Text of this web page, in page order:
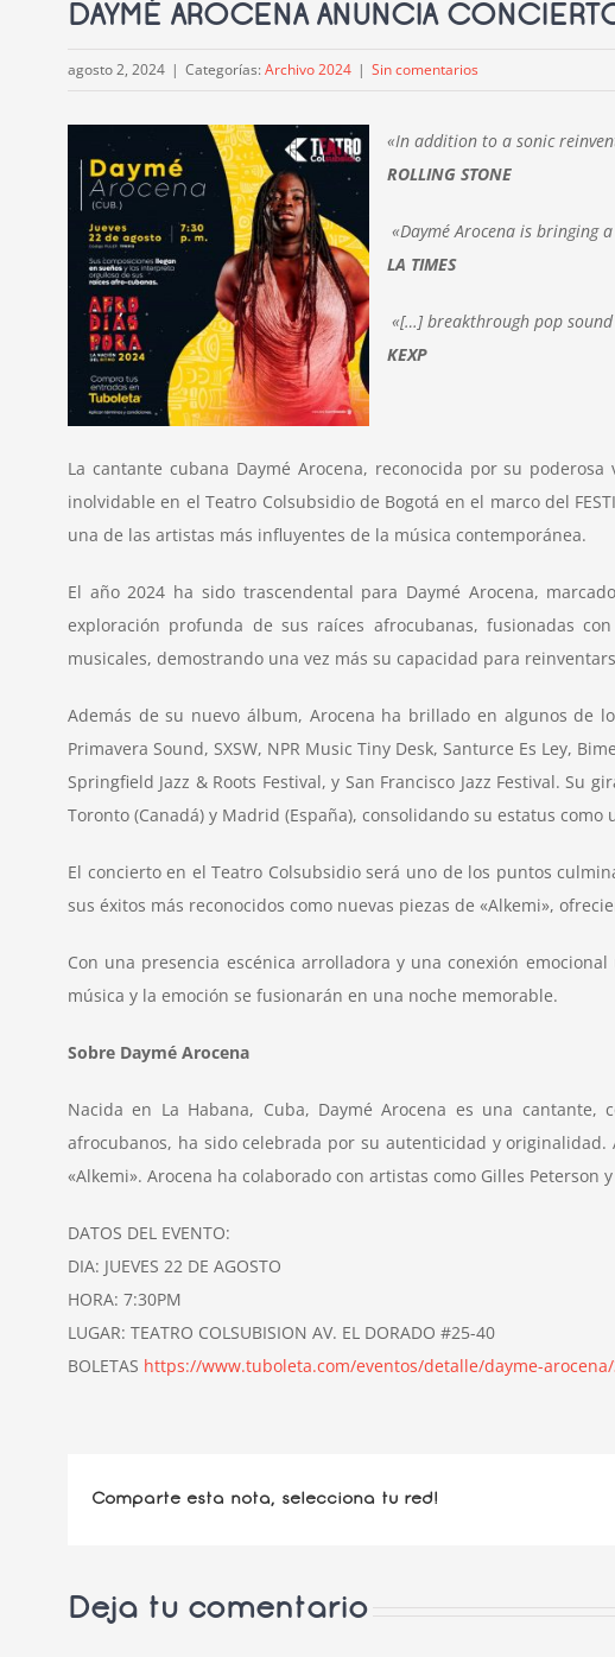
DAYMÉ AROCENA ANUNCIA
agosto 2, 2024 | Categorías: Archivo 2024 | Sin comentarios
«In addition to a sonic
ROLLING STONE
«Daymé Arocena is bringing
LA TIMES
«[…] breakthrough pop
KEXP
La cantante cubana Daymé Arocena, reconocida por su
inolvidable en el Teatro Colsubsidio de Bogotá en el marco del
una de las artistas más influyentes de la música contemporánea.
El año 2024 ha sido trascendental para Daymé Arocena,
exploración profunda de sus raíces afrocubanas, fusionadas
musicales, demostrando una vez más su capacidad para
Además de su nuevo álbum, Arocena ha brillado en algunos de
Primavera Sound, SXSW, NPR Music Tiny Desk, Santurce Es Ley,
Springfield Jazz & Roots Festival, y San Francisco Jazz Festival. Su
Toronto (Canadá) y Madrid (España), consolidando su estatus
El concierto en el Teatro Colsubsidio será uno de los puntos
sus éxitos más reconocidos como nuevas piezas de «Alkemi»,
Con una presencia escénica arrolladora y una conexión
música y la emoción se fusionarán en una noche memorable.
Sobre Daymé Arocena
Nacida en La Habana, Cuba, Daymé Arocena es una
afrocubanos, ha sido celebrada por su autenticidad y
«Alkemi». Arocena ha colaborado con artistas como Gilles
DATOS DEL EVENTO:
DIA: JUEVES 22 DE AGOSTO
HORA: 7:30PM
LUGAR: TEATRO COLSUBISION AV. EL DORADO #25-40
BOLETAS https://www.tuboleta.com/eventos/detalle/dayme-arocena/
Comparte esta nota, selecciona tu red!
Deja tu comentario